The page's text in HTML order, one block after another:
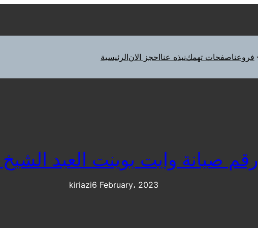
الرئيسيةاحجز الاننبذه عناصفحات تهمكفروعنا
رقم صيانة وايت بوينت العبد الشيخ
kiriazi6 February، 2023